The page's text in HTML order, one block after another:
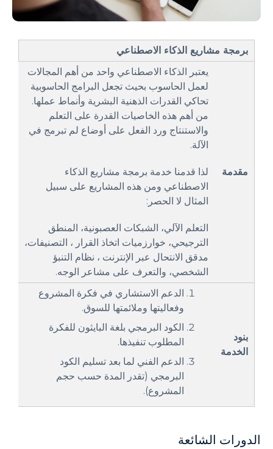
برمجة مشاريع الذكاء الاصطناعي
مقدمة
يعتبر الذكاء الاصطناعي واحد من أهم المجالات
لعمل الحاسوب بحيث تجعل البرامج الحاسوبية
تحاكي القدرات الذهنية البشرية وأنماط عملها.
من أهم هذه الخاصيات القدرة على التعلم
والاستنتاج ورد الفعل على أوضاع لم تبرمج في
الآلة.
لذا قدمنا خدمة برمجة مشاريع الذكاء
الاصطناعي ومن هذه المشاريع على سبيل
المثال لا الحصر:
التعلم الآلي، الشبكات العصبونية، المنطق
الترجيحي، خوارزميات اتخاذ القرار ، التصنيفات،
مدقق الانتحال عبر الإنترنت ، نظام التنبؤ
الشخصي، والتعرف على مشاعر الوجه.
بنود
الخدمة
الدعم الاستشاري في فكرة المشروع
وفعاليتها وملائمتها للسوق.
الكود البرمجي بلغة البايثون للفكرة
المطلوب تنفيذها.
الدعم الفني لما بعد تسليم الكود
البرمجي (تقدر المدة حسب حجم
المشروع).
الدورات الشائعة